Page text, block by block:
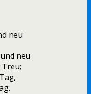
neu
neu